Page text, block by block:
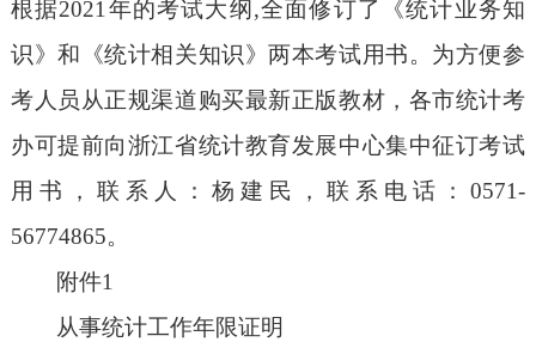
根据2021年的考试大纲,全面修订了《统计业务知
识》和《统计相关知识》两本考试用书。为方便参
考人员从正规渠道购买最新正版教材，各市统计考
办可提前向浙江省统计教育发展中心集中征订考试
用书，联系人：杨建民，联系电话：0571-
56774865。
附件1
从事统计工作年限证明